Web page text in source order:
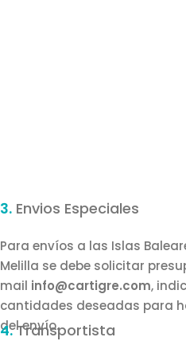
3. Envios Especiales
Para envíos a las Islas
Melilla se debe solicitar
mail info@cartigre.com,
cantidades deseadas para
del envío.
4.Transportista